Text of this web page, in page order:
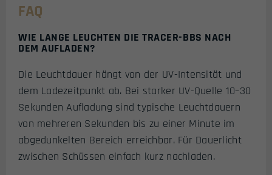
FAQ
WIE LANGE LEUCHTEN DIE TRACER-BBS NACH
DEM AUFLADEN?
Die Leuchtdauer hängt von der UV-Intensität und
dem Ladezeitpunkt ab. Bei starker UV-Quelle 10–30
Sekunden Aufladung sind typische Leuchtdauern
von mehreren Sekunden bis zu einer Minute im
abgedunkelten Bereich erreichbar. Für Dauerlicht
zwischen Schüssen einfach kurz nachladen.